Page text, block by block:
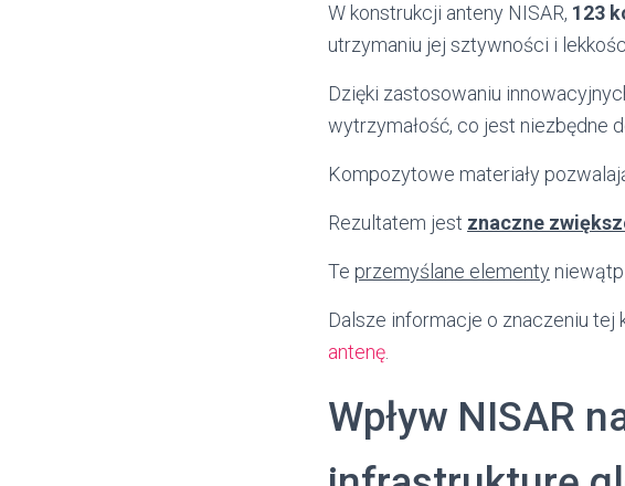
W konstrukcji anteny NISAR, 123
utrzymaniu jej sztywności i
Dzięki zastosowaniu
wytrzymałość, co jest niezbędne
Kompozytowe materiały
Rezultatem jest znaczne
Te przemyślane elementy
Dalsze informacje o znaczeniu tej
antenę
Wpływ NISAR